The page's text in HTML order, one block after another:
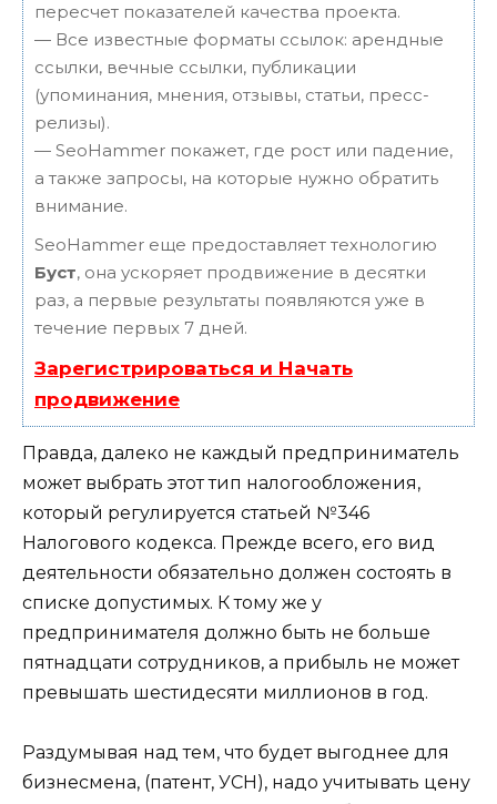
пересчет показателей качества проекта.
— Все известные форматы ссылок: арендные
ссылки, вечные ссылки, публикации
(упоминания, мнения, отзывы, статьи, пресс-
релизы).
— SeoHammer покажет, где рост или падение,
а также запросы, на которые нужно обратить
внимание.
SeoHammer еще предоставляет технологию
Буст, она ускоряет продвижение в десятки
раз, а первые результаты появляются уже в
течение первых 7 дней.
Зарегистрироваться и Начать
продвижение
Правда, далеко не каждый предприниматель
может выбрать этот тип налогообложения,
который регулируется статьей №346
Налогового кодекса. Прежде всего, его вид
деятельности обязательно должен состоять в
списке допустимых. К тому же у
предпринимателя должно быть не больше
пятнадцати сотрудников, а прибыль не может
превышать шестидесяти миллионов в год.
Раздумывая над тем, что будет выгоднее для
бизнесмена, (патент, УСН), надо учитывать цену